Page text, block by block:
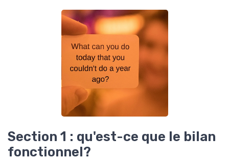
Section 1 : qu'est-ce que le bilan
fonctionnel?